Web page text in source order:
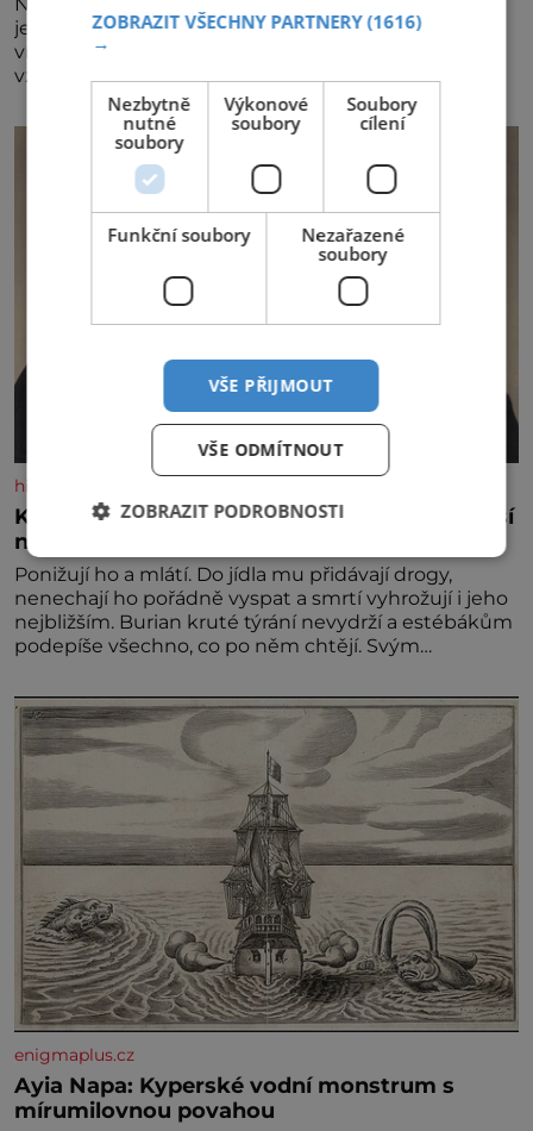
jednadvacátém ročníku představil nejlepší domácí
vína. Ta vybírala odborná porota z celkem 1260
vzorků od 157 vinařů. Král vín, který se – i pře
historyplus.cz
Kněz Bohuslav Burian: Metody StB byly horší
než gestapácké trýznění
Ponižují ho a mlátí. Do jídla mu přidávají drogy,
nenechají ho pořádně vyspat a smrtí vyhrožují i jeho
nejbližším. Burian kruté týrání nevydrží a estébákům
podepíše všechno, co po něm chtějí. Svým
výslechů nikdo nevyvíjel fyzický ani psychický nátlak.
Syn brněnského řezníka chce být knězem a
enigmaplus.cz
Ayia Napa: Kyperské vodní monstrum s
mírumilovnou povahou
ZOBRAZIT VŠECHNY PARTNERY(1616)
→
Nezbytně
nutné
soubory
Výkonové
soubory
Soubory
cílení
Funkční soubory
Nezařazené
soubory
VŠE PŘIJMOUT
VŠE ODMÍTNOUT
ZOBRAZIT PODROBNOSTI